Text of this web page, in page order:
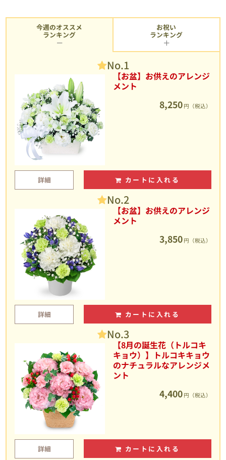
今週のオススメ
ランキング
No.1
【お盆】お供えのアレンジ
メント
8,250 円（税込）
詳細 カートに入れる
No.2
【お盆】お供えのアレンジ
メント
3,850 円（税込）
詳細 カートに入れる
No.3
【8月の誕生花（トルコキ
キョウ）】トルコキキョウ
のナチュラルなアレンジメ
ント
4,400 円（税込）
詳細 カートに入れる
お祝い
ランキング